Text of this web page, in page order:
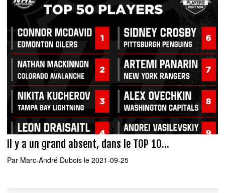
Il y a un grand absent, dans le TOP 10...
Par Marc-André Dubois le 2021-09-25